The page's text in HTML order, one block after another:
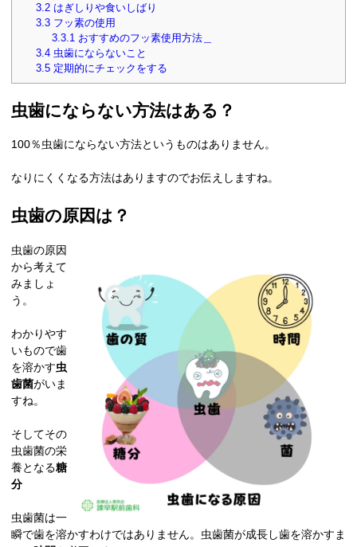
3.2はぎしりや食いしばり
3.3フッ素の使用
3.3.1 おすすめのフッ素使用方法＿
3.4虫歯にならないこと
3.5定期的にチェックをする
虫歯にならない方法はある？
100％虫歯にならない方法というものはありません。
なりにくくなる方法はありますのでお伝えしますね。
虫歯の原因は？
虫歯の原因
から考えて
みましょ
う。
わかりやす
いもので歯
を溶かす虫
歯菌がいま
すね。
そしてその
虫歯菌の栄
養となる糖
分
虫歯菌は一
瞬で歯を溶かすわけではありません。虫歯菌が成長し歯を溶かすま